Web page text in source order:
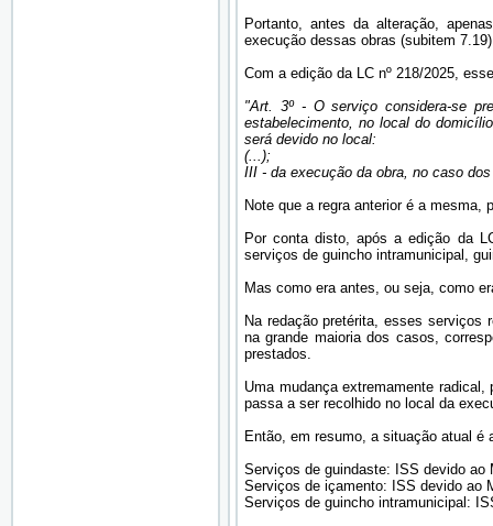
Portanto, antes da alteração,
execução dessas obras (subitem
Com a edição da LC nº 218/2025,
"Art. 3º - O serviço considera-se
estabelecimento, no local do
será devido no local:
(...);
III - da execução da obra, no caso
Note que a regra anterior é a
Por conta disto, após a edição da
serviços de guincho intramunicipal,
Mas como era antes, ou seja, como
Na redação pretérita, esses serviços
na grande maioria dos casos,
prestados.
Uma mudança extremamente
passa a ser recolhido no local da
Então, em resumo, a situação atual é
Serviços de guindaste: ISS devido
Serviços de içamento: ISS devido ao
Serviços de guincho intramunicipal: